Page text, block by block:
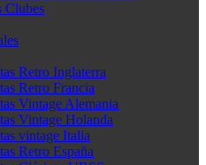
Clubes
Retro Inglaterra
Retro Francia
Vintage Alemania
Vintage Holanda
vintage Italia
Retro España